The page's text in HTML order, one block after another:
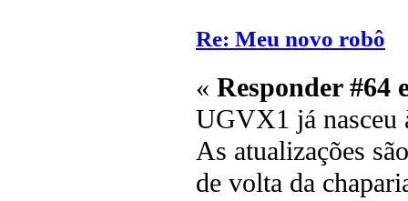
Re: Meu novo robô
« Responder #64
UGVX1 já nasceu
As atualizações
de volta da